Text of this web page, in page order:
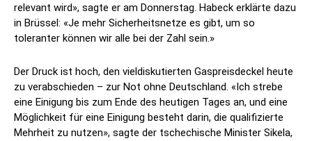
relevant wird», sagte er am Donnerstag. Habeck erklärte dazu
in Brüssel: «Je mehr Sicherheitsnetze es gibt, um so
toleranter können wir alle bei der Zahl sein.»
Der Druck ist hoch, den vieldiskutierten Gaspreisdeckel heute
zu verabschieden – zur Not ohne Deutschland. «Ich strebe
eine Einigung bis zum Ende des heutigen Tages an, und eine
Möglichkeit für eine Einigung besteht darin, die qualifizierte
Mehrheit zu nutzen», sagte der tschechische Minister Sikela,